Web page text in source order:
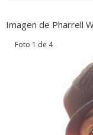
Imagen de Pharrell
Foto 1 de 4